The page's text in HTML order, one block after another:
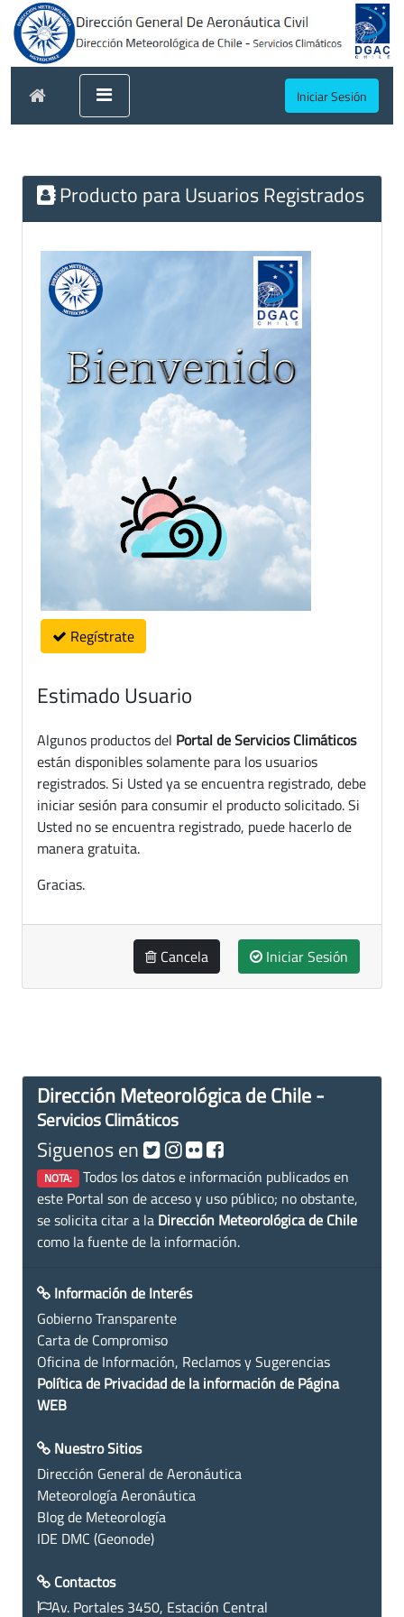
Iniciar Sesión
Producto para Usuarios Registrados
Regístrate
Estimado Usuario
Algunos productos del Portal de Servicios Climáticos
están disponibles solamente para los usuarios
registrados. Si Usted ya se encuentra registrado, debe
iniciar sesión para consumir el producto solicitado. Si
Usted no se encuentra registrado, puede hacerlo de
manera gratuita.
Gracias.
Cancela Iniciar Sesión
Dirección Meteorológica de Chile -
Servicios Climáticos
Siguenos en
NOTA: Todos los datos e información publicados en
este Portal son de acceso y uso público; no obstante,
se solicita citar a la Dirección Meteorológica de Chile
como la fuente de la información.
Información de Interés
Gobierno Transparente
Carta de Compromiso
Oficina de Información, Reclamos y Sugerencias
Política de Privacidad de la información de Página
WEB
Nuestro Sitios
Dirección General de Aeronáutica
Meteorología Aeronáutica
Blog de Meteorología
IDE DMC (Geonode)
Contactos
Av. Portales 3450, Estación Central